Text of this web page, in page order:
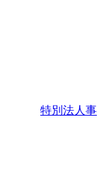
特別法人事